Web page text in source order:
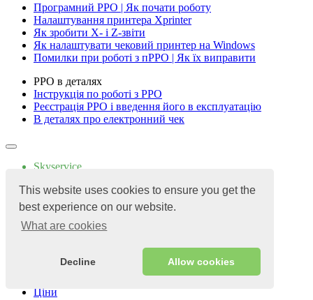
This website uses cookies to ensure you get the
best experience on our website.
What are cookies
Decline Allow cookies
Програмний РРО | Як почати роботу
Налаштування принтера Xprinter
Як зробити X- і Z-звіти
Як налаштувати чековий принтер на Windows
Помилки при роботі з пРРО | Як їх виправити
РРО в деталях
Інструкція по роботі з РРО
Реєстрація РРО і введення його в експлуатацію
В деталях про електронний чек
Skyservice
Продукт
Автоматизація
Кав'ярня
Пекарня
Ціни